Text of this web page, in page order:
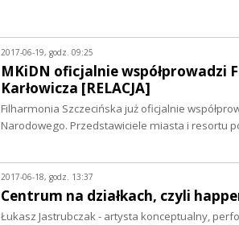
2017-06-19, godz. 09:25
MKiDN oficjalnie współprowadzi
Karłowicza [RELACJA]
Filharmonia Szczecińska już oficjalnie
Narodowego. Przedstawiciele miasta i resortu
2017-06-18, godz. 13:37
Centrum na działkach, czyli
Łukasz Jastrubczak - artysta konceptualny,